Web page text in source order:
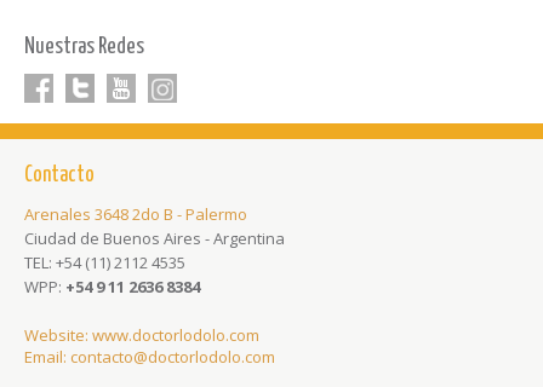
Nuestras Redes
Contacto
Arenales 3648 2do B - Palermo
Ciudad de Buenos Aires - Argentina
TEL: +54 (11) 2112 4535
WPP: +54 9 11 2636 8384
Website: www.doctorlodolo.com
Email: contacto@doctorlodolo.com